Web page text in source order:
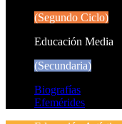
(Segundo Ciclo)
Educación Media
(Secundaria)
Biografías
Efemérides